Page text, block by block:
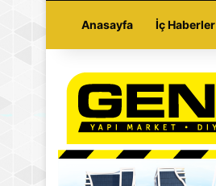
Anasayfa İç Haberler